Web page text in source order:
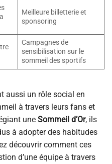
Meilleure billetterie et
sponsoring
Campagnes de
sensibilisation sur le
sommeil des sportifs
aussi un rôle social en
à travers leurs fans et
une Sommeil d’Or, ils
à adopter des habitudes
découvrir comment ces
d’une équipe à travers